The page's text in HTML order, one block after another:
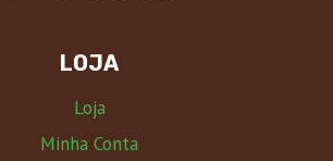
LOJA
Loja
Minha Conta